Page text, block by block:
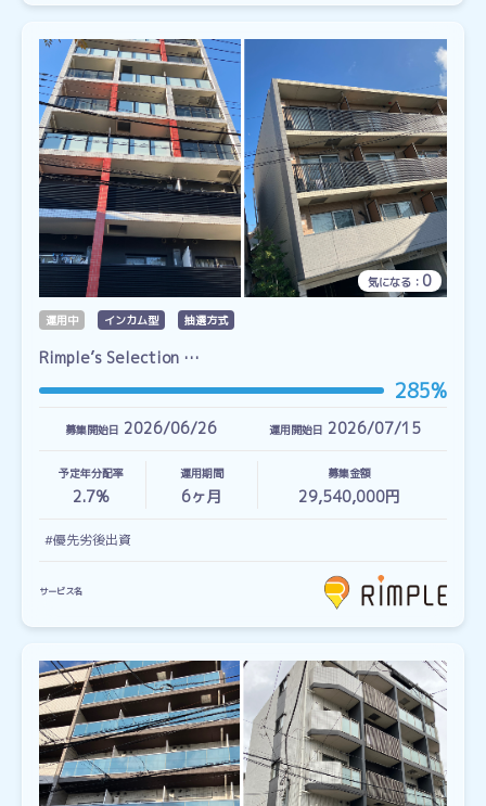
気になる： 0
運用中 インカム型 抽選方式
Rimple’s Selection …
285%
募集開始日 2026/06/26 運用開始日 2026/07/15
予定年分配率
2.7%
運用期間
6ヶ月
募集金額
29,540,000円
#優先劣後出資
サービス名